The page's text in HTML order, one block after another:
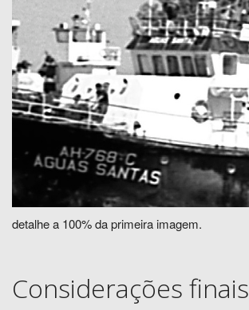
detalhe a 100% da primeira imagem.
Considerações finais